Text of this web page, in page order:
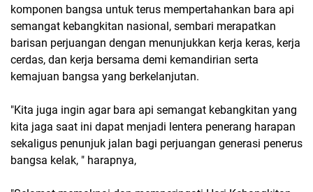
komponen bangsa untuk terus mempertahankan bara api
semangat kebangkitan nasional, sembari merapatkan
barisan perjuangan dengan menunjukkan kerja keras, kerja
cerdas, dan kerja bersama demi kemandirian serta
kemajuan bangsa yang berkelanjutan.
"Kita juga ingin agar bara api semangat kebangkitan yang
kita jaga saat ini dapat menjadi lentera penerang harapan
sekaligus penunjuk jalan bagi perjuangan generasi penerus
bangsa kelak, " harapnya,